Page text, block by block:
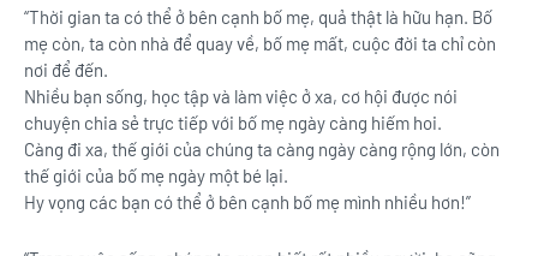
“Thời gian ta có thể ở bên cạnh bố mẹ, quả thật là hữu hạn. Bố
mẹ còn, ta còn nhà để quay về, bố mẹ mất, cuộc đời ta chỉ còn
nơi để đến.
Nhiều bạn sống, học tập và làm việc ở xa, cơ hội được nói
chuyện chia sẻ trực tiếp với bố mẹ ngày càng hiếm hoi.
Càng đi xa, thế giới của chúng ta càng ngày càng rộng lớn, còn
thế giới của bố mẹ ngày một bé lại.
Hy vọng các bạn có thể ở bên cạnh bố mẹ mình nhiều hơn!”